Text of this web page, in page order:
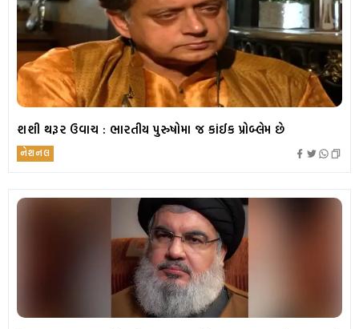
શશી થરૂર ઉવાચ : ભારતીય પુરુષોમા જ કાંઈક પ્રોબ્લેમ છે
નેશનલ